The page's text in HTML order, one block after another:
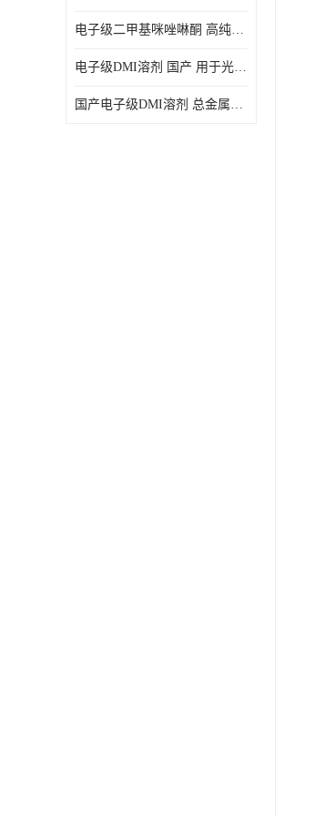
电子级二甲基咪唑啉酮 高纯度 用于光阻
电子级DMI溶剂 国产 用于光刻胶
国产电子级DMI溶剂 总金属小于20ppb 用于半导体清洗